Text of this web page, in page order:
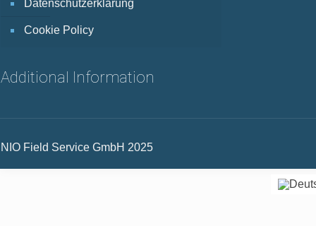
Datenschutzerklärung
Cookie Policy
Additional Information
NIO Field Service GmbH 2025